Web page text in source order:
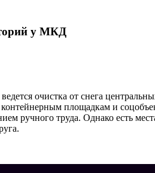
у МКД
очистка от снега
площадкам и
ручного труда. Однако есть